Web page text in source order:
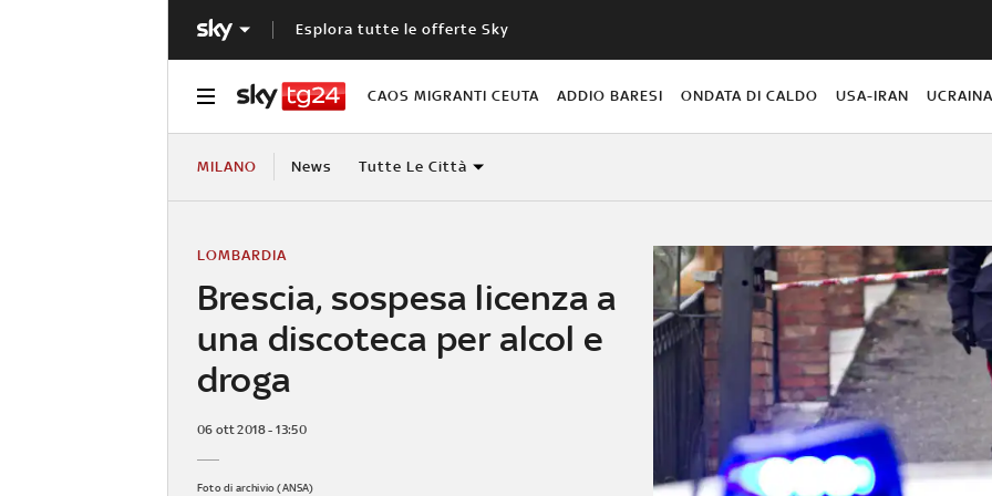
Esplora tutte le offerte Sky
CAOS MIGRANTI CEUTA ADDIO BARESI ONDATA DI CALDO USA-IRAN
MILANO News Tutte Le Città
Brescia, sospesa licenza a
una discoteca per alcol e
droga
LOMBARDIA
06 ott 2018 - 13:50
Foto di archivio (ANSA)